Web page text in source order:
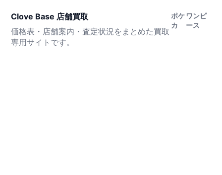
Clove Base 店舗買取
価格表・店舗案内・査定状況をまとめた買取
専用サイトです。
ポケ
カ
ワンピ
ース